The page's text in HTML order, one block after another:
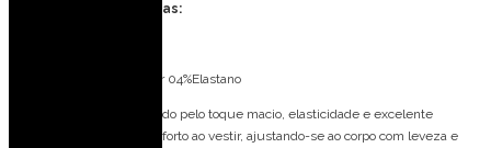
Especificações Técnicas:
Composição: 96% Poliéster 04%Elastano
Tecido em malha, conhecido pelo toque macio, elasticidade e excelente
caimento. Proporciona conforto ao vestir, ajustando-se ao corpo com leveza e